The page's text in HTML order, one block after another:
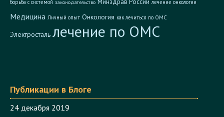
Медицина Личный опыт Онкология как лечиться по ОМС
Электросталь лечение по ОМС
24 декабря 2019
ОСТОРОЖНО! ШЕЛЛАК вызывает рак!